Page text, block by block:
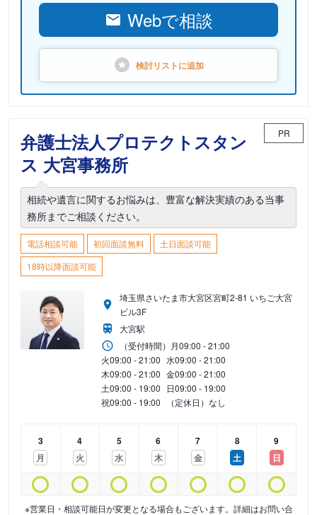
Webで相談
検討リストに追加
弁護士法人プロテクトスタン
ス 大宮事務所
PR
相続や遺言に関するお悩みは、豊富な解決実績のある当事
務所までご相談ください。
電話相談可能 初回面談無料
土日面談可能
18時以降面談可能
埼玉県さいたま市大宮区宮町2-81 いちご大宮
ビル3F
大宮駅
（受付時間） 月09:00 - 21:00
火09:00 - 21:00 水09:00 - 21:00
木09:00 - 21:00 金09:00 - 21:00
土09:00 - 19:00 日09:00 - 19:00
祝09:00 - 19:00 （定休日）なし
3
月
4
火
5
水
6
木
7
金
8
土
9
日
※営業日・相談可能日が変更となる場合もございます。詳細はお問い合